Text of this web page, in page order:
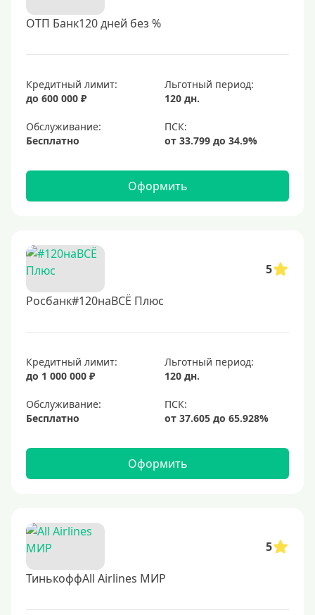
ОТП Банк120 дней без %
Кредитный лимит:
до 600 000 ₽
Льготный период:
120 дн.
Обслуживание:
Бесплатно
Оформить
5
Росбанк#120наВСЁ Плюс
Кредитный лимит:
до 1 000 000 ₽
Льготный период:
120 дн.
Обслуживание:
Бесплатно
Оформить
5
ТинькоффAll Airlines МИР